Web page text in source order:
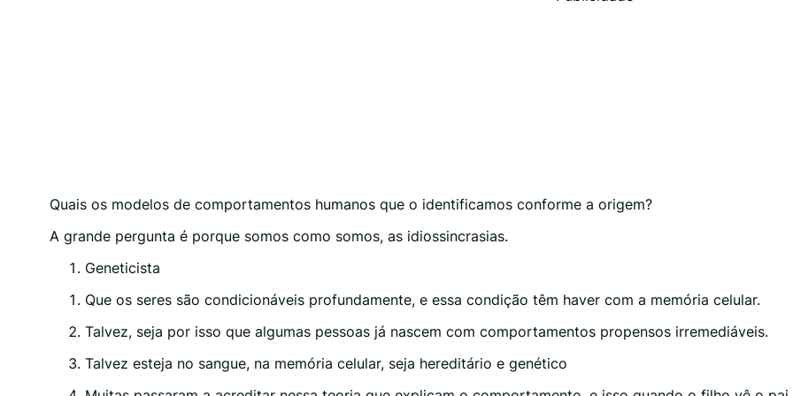
Quais os modelos de comportamentos humanos que o identificamos conforme a origem?
A grande pergunta é porque somos como somos, as idiossincrasias.
Geneticista
Que os seres são condicionáveis profundamente, e essa condição têm haver com a memória celular.
Talvez, seja por isso que algumas pessoas já nascem com comportamentos propensos irremediáveis.
Talvez esteja no sangue, na memória celular, seja hereditário e genético